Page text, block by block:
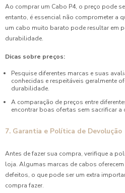
Ao comprar um Cabo P4, o preço pode
entanto, é essencial não comprometer a
um cabo muito barato pode resultar em
durabilidade.
Dicas sobre preços:
Pesquise diferentes marcas e suas
conhecidas e respeitáveis geralmente
durabilidade.
A comparação de preços entre
encontrar boas ofertas sem sacrificar a
7. Garantia e Política de Devolução
Antes de fazer sua compra, verifique a
loja. Algumas marcas de cabos
defeitos, o que pode ser um extra
compra fazer.